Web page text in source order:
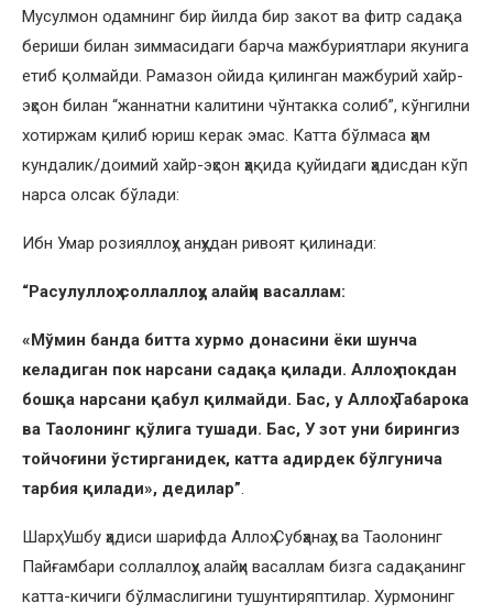
Мусулмон одамнинг бир йилда бир закот ва фитр садақа
бериши билан зиммасидаги барча мажбуриятлари якунига
етиб қолмайди. Рамазон ойида қилинган мажбурий хайр-
эҳсон билан “жаннатни калитини чўнтакка солиб”, кўнгилни
хотиржам қилиб юриш керак эмас. Катта бўлмаса ҳам
кундалик/доимий хайр-эҳсон ҳақида қуйидаги ҳадисдан кўп
нарса олсак бўлади:
Ибн Умар розияллоҳу анҳудан ривоят қилинади:
“Расулуллоҳ соллаллоҳу алайҳи васаллам:
«Мўмин банда битта хурмо донасини ёки шунча
келадиган пок нарсани садақа қилади. Аллоҳ покдан
бошқа нарсани қабул қилмайди. Бас, у Аллоҳ Табарока
ва Таолонинг қўлига тушади. Бас, У зот уни бирингиз
тойчоғини ўстирганидек, катта адирдек бўлгунича
тарбия қилади», дедилар”.
Шарҳ: Ушбу ҳадиси шарифда Аллоҳ Субҳанаҳу ва Таолонинг
Пайғамбари соллаллоҳу алайҳи васаллам бизга садақанинг
катта-кичиги бўлмаслигини тушунтиряптилар. Хурмонинг